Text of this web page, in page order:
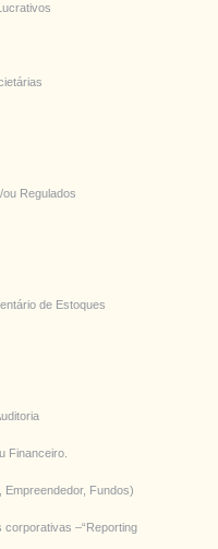
Regulados
de Estoques
Financeiro.
Empreendedor, Fundos)
corporativas –“Reporting